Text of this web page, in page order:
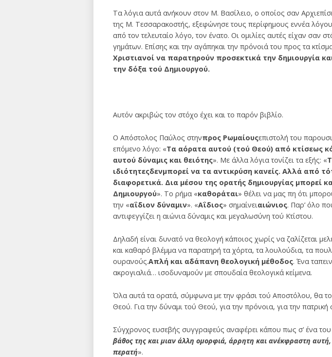
Τα λόγια αυτά ανήκουν στον Μ. Βασίλειο, ο οποίος σαν
της Μ. Τεσσαρακοστής, εξεφώνησε τους περίφημους εννέα
από τον τελευταίο λόγο, τον ένατο. Οι ομιλίες αυτές είχαν
γημάτων. Επίσης και την αγάπηκαι την πρόνοιά του προς τα
Χριστιανοί να παρατηρούν προσεκτικά την δημιουργία
την δόξα τού Δημιουργού.
Αυτόν ακριβώς τον στόχο έχει και το παρόν βιβλίο.
Ο Απόστολος Παύλος στηνπρος Ρωμαίουςεπιστο­λή του
επόμενο λόγο: «Τα αόρατα αυτού (τού Θεού) από κτίσεως
αυτού δύναμις και θειότης». Με άλλα λόγια τονίζει τα εξής: «
ιδιότητεςδενμπορεί να τα αντικρύση κανείς. Αλλά από
διαφορετικά. Δια μέσου της ορατής δημιουργίας μπορεί
Δημιουργού». Το ρήμα «καθοράται» θέλει να μας πη ότι
την «αΐδιον δύναμιν». «Αΐδιος» σημαίνειαιώνιος. Παρ’ όλο
αντιφεγγίζει η αιώνια δύναμις και μεγαλωσύνη τού Κτίστου.
Δηλαδή είναι δυνατό να θεολογή κάποιος χωρίς να ζαλίζεται
και καθαρό βλέμμα να παρατηρή τα χόρτα, τα λουλούδια, τα
ουρανούς.Απλή και αδάπανη θεολογική μέθοδος. Ένα
ακρογιαλιά… ισοδυναμούν με σπουδαία θεολογικά κείμενα.
Όλα αυτά τα ορατά, σύμφωνα με την φράσι τού Απο­στόλου, θα
Θεού. Για την δύναμι τού Θεού, για την πρόνοια, για την πατρική
Σύγχρονος ευσεβής συγγραφεύς αναφέρει κάπου πως σ’ ένα του
βάθος της και μιαν άλλη ομορφιά, άρρητη και ανέκφραστη
περατή».